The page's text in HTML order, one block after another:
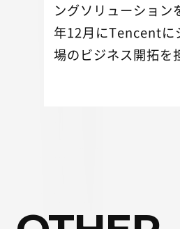
ングソリューショ
年12月にTencentに
場のビジネス開拓を